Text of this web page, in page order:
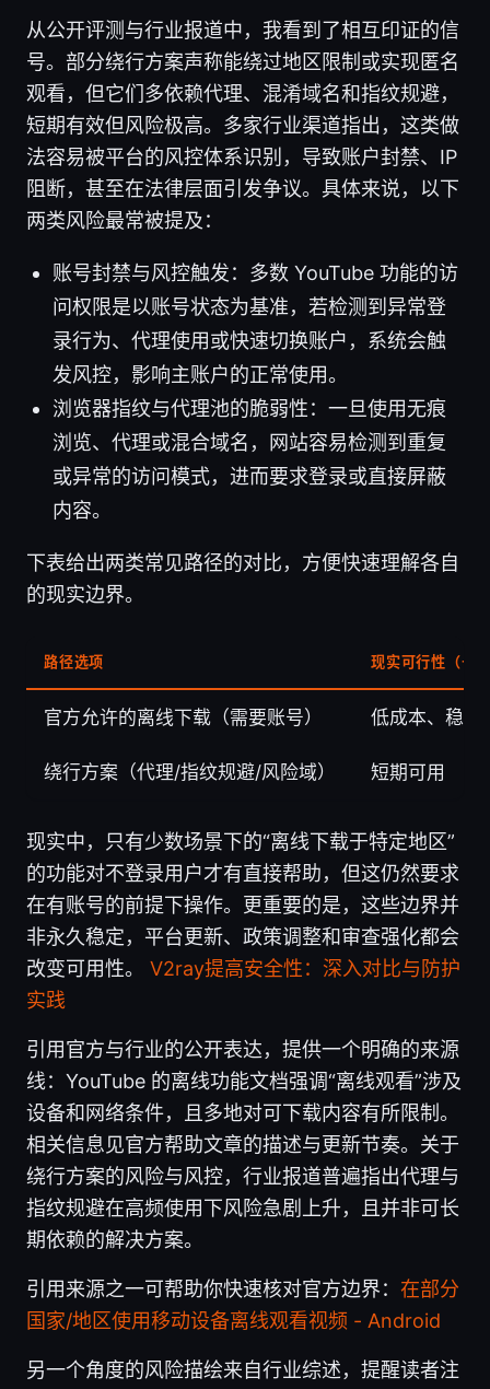
从公开评测与行业报道中，我看到了相互印证的信
号。部分绕行方案声称能绕过地区限制或实现匿名
观看，但它们多依赖代理、混淆域名和指纹规避，
短期有效但风险极高。多家行业渠道指出，这类做
法容易被平台的风控体系识别，导致账户封禁、IP
阻断，甚至在法律层面引发争议。具体来说，以下
两类风险最常被提及：
账号封禁与风控触发：多数 YouTube 功能的访
问权限是以账号状态为基准，若检测到异常登
录行为、代理使用或快速切换账户，系统会触
发风控，影响主账户的正常使用。
浏览器指纹与代理池的脆弱性：一旦使用无痕
浏览、代理或混合域名，网站容易检测到重复
或异常的访问模式，进而要求登录或直接屏蔽
内容。
下表给出两类常见路径的对比，方便快速理解各自
的现实边界。
路径选项 现实可行性（长
官方允许的离线下载（需要账号） 低成本、稳定
绕行方案（代理/指纹规避/风险域） 短期可用
现实中，只有少数场景下的“离线下载于特定地区”
的功能对不登录用户才有直接帮助，但这仍然要求
在有账号的前提下操作。更重要的是，这些边界并
非永久稳定，平台更新、政策调整和审查强化都会
改变可用性。 V2ray提高安全性：深入对比与防护
实践
引用官方与行业的公开表达，提供一个明确的来源
线：YouTube 的离线功能文档强调“离线观看”涉及
设备和网络条件，且多地对可下载内容有所限制。
相关信息见官方帮助文章的描述与更新节奏。关于
绕行方案的风险与风控，行业报道普遍指出代理与
指纹规避在高频使用下风险急剧上升，且并非可长
期依赖的解决方案。
引用来源之一可帮助你快速核对官方边界： 在部分
国家/地区使用移动设备离线观看视频 - Android
另一个角度的风险描绘来自行业综述，提醒读者注